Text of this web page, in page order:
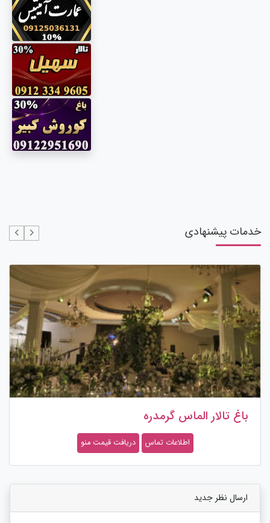
خدمات پیشنهادی
باغ تالار الماس گرمدره
اطلاعات تماس دریافت قیمت منو
ارسال نظر جدید